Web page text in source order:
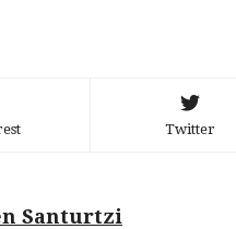
Twitter
Santurtzi